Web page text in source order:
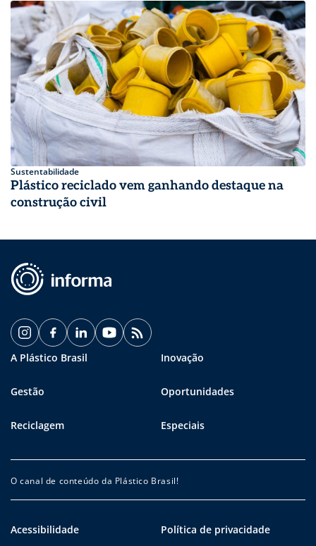
Sustentabilidade
Plástico reciclado vem ganhando destaque na
construção civil
A Plástico Brasil Inovação
Gestão Oportunidades
Reciclagem Especiais
O canal de conteúdo da Plástico Brasil!
Acessibilidade Política de privacidade